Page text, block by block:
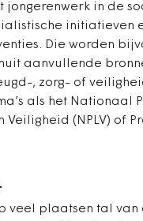
jongerenwerk in de
initiatieven
Die worden
aanvullende
, zorg- of
als het Nationaal
Veiligheid (NPLV) of
veel plaatsen tal van